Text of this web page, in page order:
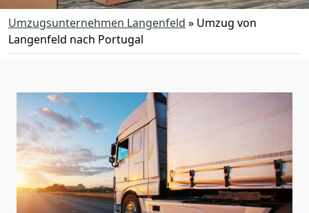
Umzugsunternehmen Langenfeld » Umzug von
Langenfeld nach Portugal